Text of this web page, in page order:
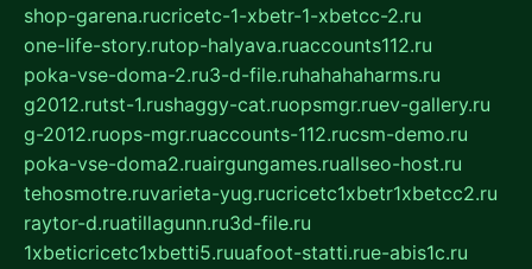
shop-garena.rucricetc-1-xbetr-1-xbetcc-2.ru
one-life-story.rutop-halyava.ruaccounts112.ru
poka-vse-doma-2.ru3-d-file.ruhahahaharms.ru
g2012.rutst-1.rushaggy-cat.ruopsmgr.ruev-gallery.ru
g-2012.ruops-mgr.ruaccounts-112.rucsm-demo.ru
poka-vse-doma2.ruairgungames.ruallseo-host.ru
tehosmotre.ruvarieta-yug.rucricetc1xbetr1xbetcc2.ru
raytor-d.ruatillagunn.ru3d-file.ru
1xbeticricetc1xbetti5.ruuafoot-statti.rue-abis1c.ru